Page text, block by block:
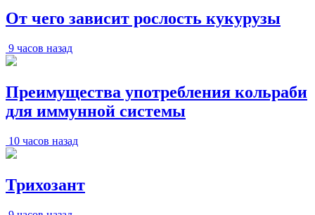
От чего зависит рослость кукурузы
9 часов назад
Преимущества употребления кольраби
для иммунной системы
10 часов назад
Трихозант